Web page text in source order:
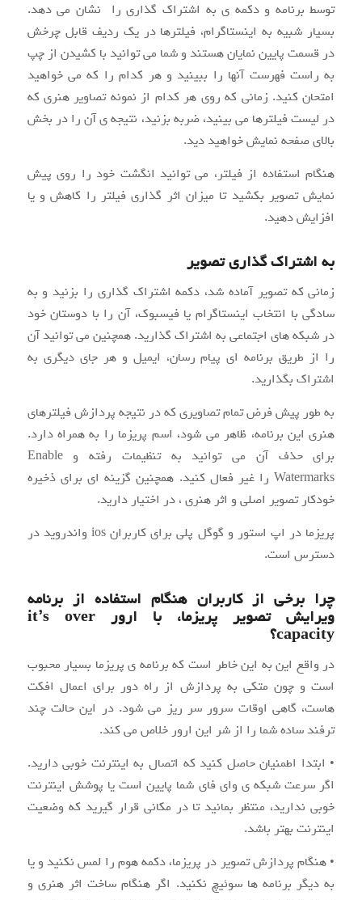
توسط برنامه و دکمه ی به اشتراک گذاری را نشان می دهد.
بسیار شبیه به اینستاگرام، فیلترها در یک ردیف قابل چرخش
در قسمت پایین نمایان هستند و شما می توانید با کشیدن از چپ
به راست فهرست آنها را ببینید و هر کدام را که می خواهید
امتحان کنید. زمانی که روی هر کدام از نمونه تصاویر هنری که
در لیست فیلترها می بینید، ضربه بزنید، نتیجه ی آن را در بخش
بالای صفحه نمایش خواهید دید.
هنگام استفاده از فیلتر، می توانید انگشت خود را روی پیش
نمایش تصویر بکشید تا میزان اثر گذاری فیلتر را کاهش و یا
افزایش دهید.
به اشتراک گذاری تصویر
زمانی که تصویر آماده شد، دکمه اشتراک گذاری را بزنید و به
سادگی با انتخاب اینستاگرام یا فیسبوک، آن را با دوستان خود
در شبکه های اجتماعی به اشتراک گذارید. همچنین می توانید آن
را از طریق برنامه ای پیام رسان، ایمیل و هر جای دیگری به
اشتراک بگذارید.
به طور پیش فرض تمام تصاویری که در نتیجه پردازش فیلترهای
هنری این برنامه، ظاهر می شود، اسم پریزما را به همراه دارد.
برای حذف آن می توانید به تنظیمات رفته و Enable
Watermarks را غیر فعال کنید. همچنین گزینه ای برای ذخیره
خودکار تصویر اصلی و اثر هنری ، در اختیار دارید.
پریزما در اپ استور و گوگل پلی برای کاربران ios واندروید در
دسترس است.
چرا برخی از کاربران هنگام استفاده از برنامه
ویرایش تصویر پریزما، با ارور it’s over
capacity؟
در واقع این به این خاطر است که برنامه ی پریزما بسیار محبوب
است و چون متکی به پردازش از راه دور برای اعمال افکت
هاست، گاهی اوقات سرور سر ریز می شود. در این حالت چند
ترفند ساده شما را از شر این ارور خلاص می کند.
• ابتدا اطمنیان حاصل کنید که اتصال به اینترنت خوبی دارید.
اگر سرعت شبکه ی وای فای شما پایین است یا پوشش اینترنت
خوبی ندارید، منتظر بمانید تا در مکانی قرار گیرید که وضعیت
اینترنت بهتر باشد.
• هنگام پردازش تصویر در پریزما، دکمه هوم را لمس نکنید و یا
به دیگر برنامه ها سوئیچ نکنید. اگر هنگام ساخت اثر هنری و